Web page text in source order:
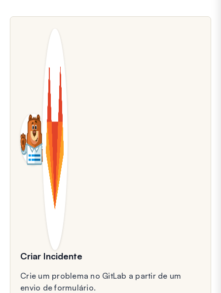
Criar Incidente
Crie um problema no GitLab a partir de um
envio de formulário.